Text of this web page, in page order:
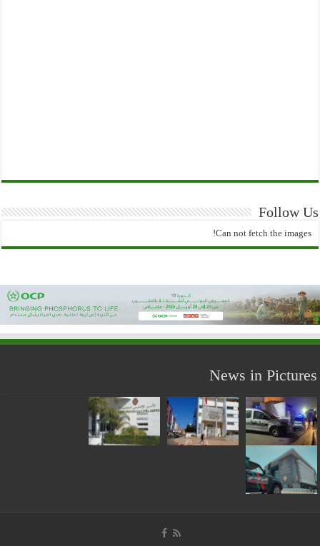
Follow Us
Can not fetch the images!
News in Pictures